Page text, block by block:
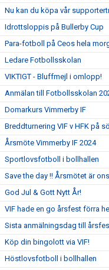
Nu kan du köpa vår
Idrottsloppis på Bullerby Cup
Para-fotboll på Ceos hela
Ledare Fotbollsskolan
VIKTIGT - Bluffmejl i omlopp!
Anmälan till Fotbollsskolan
Domarkurs Vimmerby IF
Breddturnering VIF v HFK på
Årsmöte Vimmerby IF 2024
Sportlovsfotboll i bollhallen
Save the day !! Årsmötet är
God Jul & Gott Nytt År!
VIF hade en go årsfest förra
Sista anmälningsdag till
Köp din bingolott via VIF!
Höstlovsfotboll i bollhallen